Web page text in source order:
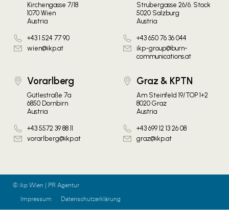
Kirchengasse 7/18
1070 Wien
Austria
+43 1 524 77 90
wien@ikp.at
Strubergasse 26/6. Stock
5020 Salzburg
Austria
+43 650 76 36 044
ikp-group@burn-
communications.at
Vorarlberg
Gütlestraße 7a
6850 Dornbirn
Austria
+43 5572 39 88 11
vorarlberg@ikp.at
Graz & KPTN
Am Steinfeld 19/TOP 1+2
8020 Graz
Austria
+43 699 12 13 26 08
graz@ikp.at
© ikp Wien | PR Agentur
Impressum
Datenschutzerklärung